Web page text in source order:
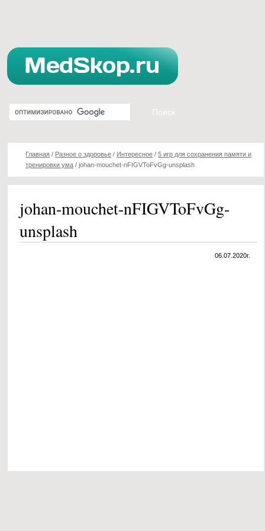
Главная / Разное о здоровье / Интересное /5 игр для сохранения памяти и
тренировки ума /johan-mouchet-nFIGVToFvGg-unsplash
johan-mouchet-nFIGVToFvGg-
unsplash
06.07.2020г.